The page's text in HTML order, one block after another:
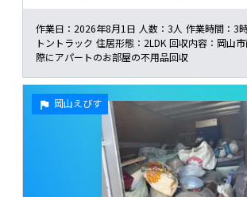
作業日： 2026年8月1日 人数： 3人 作業時間： 3
トントラック 住居形態： 2LDK 回収内容： 岡山
際にアパートのお部屋の不用品回収
岡山えびす